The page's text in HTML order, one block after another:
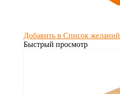
Добавить в Список желаний
Быстрый просмотр